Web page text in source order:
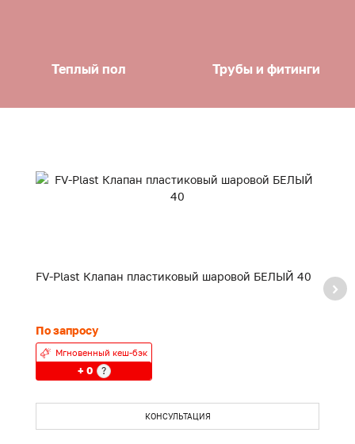
Теплый пол Трубы и фитинги
FV-Plast Клапан пластиковый шаровой БЕЛЫЙ 40
По запросу
Мгновенный кеш-бэк
+ 0 ?
КОНСУЛЬТАЦИЯ